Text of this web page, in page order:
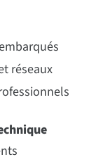
réseaux